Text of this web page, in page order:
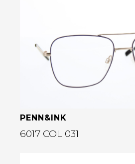
PENN&INK
6017 COL 031